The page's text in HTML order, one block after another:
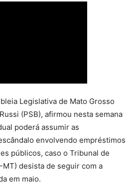
Legislativa de Mato Grosso
(PSB), afirmou nesta semana
poderá assumir as
envolvendo empréstimos
públicos, caso o Tribunal de
MT) desista de seguir com a
em maio.